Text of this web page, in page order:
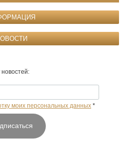
моих персональных данных *